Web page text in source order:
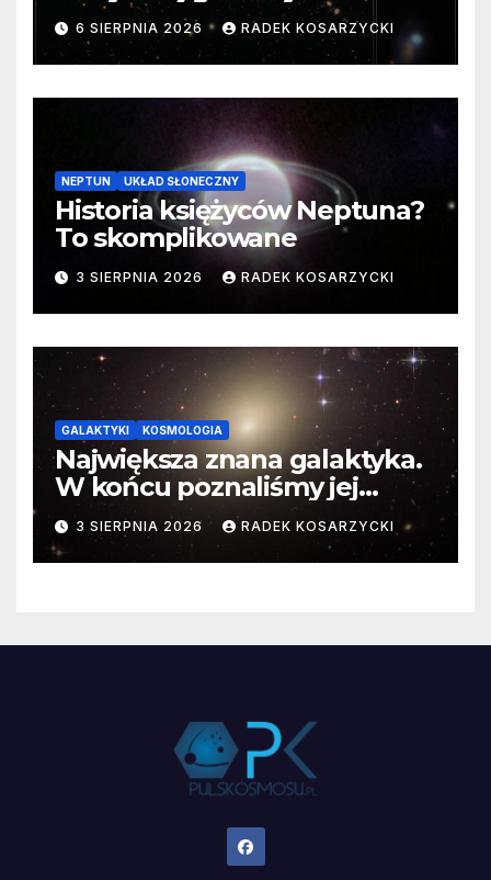
samego początku. Niezwykle
cenne dane
6 SIERPNIA 2026 RADEK KOSARZYCKI
NEPTUN UKŁAD SŁONECZNY
Historia księżyców Neptuna?
To skomplikowane
3 SIERPNIA 2026 RADEK KOSARZYCKI
GALAKTYKI KOSMOLOGIA
Największa znana galaktyka.
W końcu poznaliśmy jej
faktyczne wymiary
3 SIERPNIA 2026 RADEK KOSARZYCKI